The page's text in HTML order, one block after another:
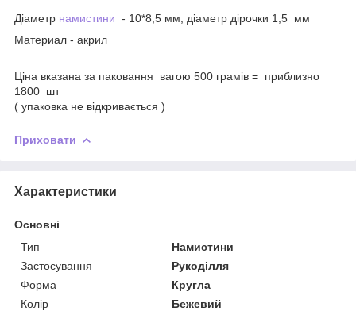
Діаметр намистини - 10*8,5 мм, діаметр дірочки 1,5 мм
Материал - акрил
Ціна вказана за паковання вагою 500 грамів = приблизно
1800 шт
( упаковка не відкривається )
Приховати
Характеристики
Основні
Тип
Намистини
Застосування
Рукоділля
Форма
Кругла
Колір
Бежевий